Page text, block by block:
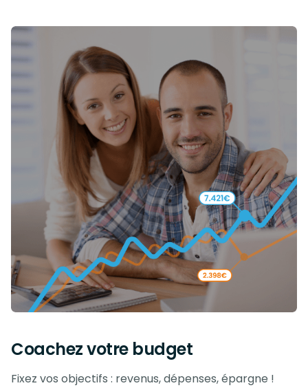
Coachez votre budget
Fixez vos objectifs : revenus, dépenses, épargne !